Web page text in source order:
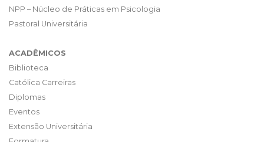
NPP – Núcleo de Práticas em Psicologia
Pastoral Universitária
ACADÊMICOS
Biblioteca
Católica Carreiras
Diplomas
Eventos
Extensão Universitária